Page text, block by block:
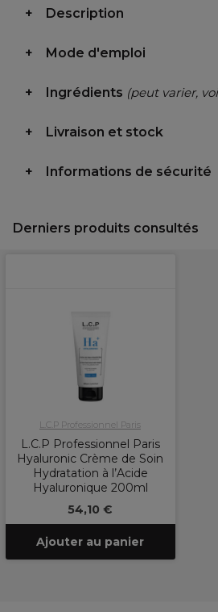
Description
Mode d'emploi
Ingrédients (peut varier,
Livraison et stock
Informations de sécurité
Derniers produits consultés
L.C.P Professionnel Paris
L.C.P Professionnel Paris
Hyaluronic Crème de Soin
Hydratation à l’Acide
Hyaluronique 200ml
54,10 €
Ajouter au panier